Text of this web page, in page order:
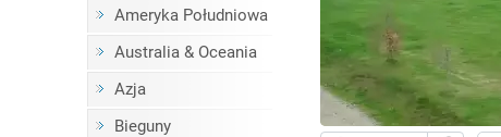
Ameryka Południowa
Australia & Oceania
Azja
Bieguny